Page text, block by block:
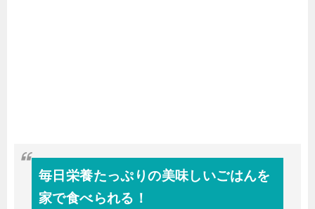
毎日栄養たっぷりの美味しいごはんを
家で食べられる！